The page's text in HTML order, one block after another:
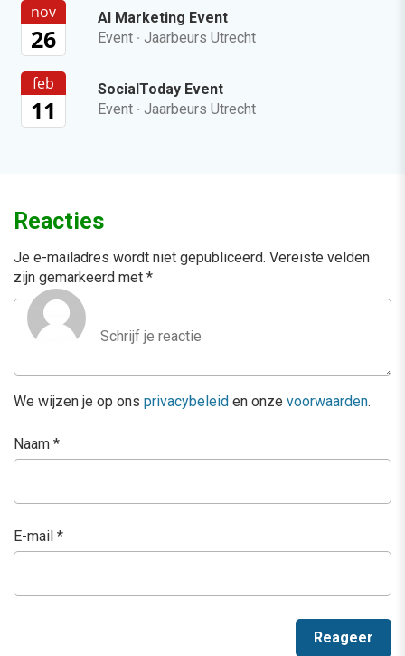
nov
26
AI Marketing Event
Event · Jaarbeurs Utrecht
feb
11
SocialToday Event
Event · Jaarbeurs Utrecht
Reacties
Je e-mailadres wordt niet gepubliceerd. Vereiste velden
zijn gemarkeerd met *
We wijzen je op ons privacybeleid en onze voorwaarden.
Naam *
E-mail *